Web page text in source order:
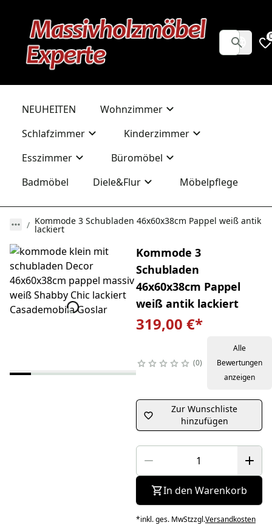
NEUHEITEN
Wohnzimmer
Schlafzimmer
Kinderzimmer
Esszimmer
Büromöbel
Badmöbel
Diele&Flur Möbelpflege
Kommode 3 Schubladen 46x60x38cm Pappel weiß antik
lackiert
Kommode 3
Schubladen
46x60x38cm Pappel
weiß antik lackiert
319,00 €*
0
Alle
Bewertungen
anzeigen
Zur Wunschliste
hinzufügen
In den Warenkorb
*inkl. ges. MwStzzgl.Versandkosten